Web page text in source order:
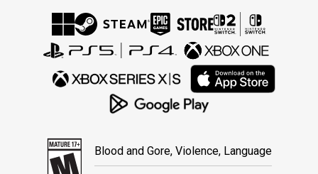
Blood and Gore, Violence, Language